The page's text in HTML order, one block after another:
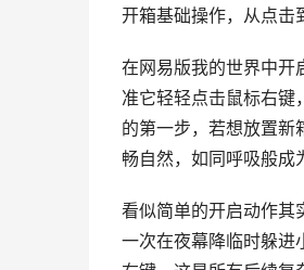
开箱基础操作，从点击
在网易版我的世界中开
准它轻轻点击鼠标右键
的第一步，若想放置新
畅自然，如同呼吸般成
看似简单的开启动作其
一次在夜幕降临时躲进